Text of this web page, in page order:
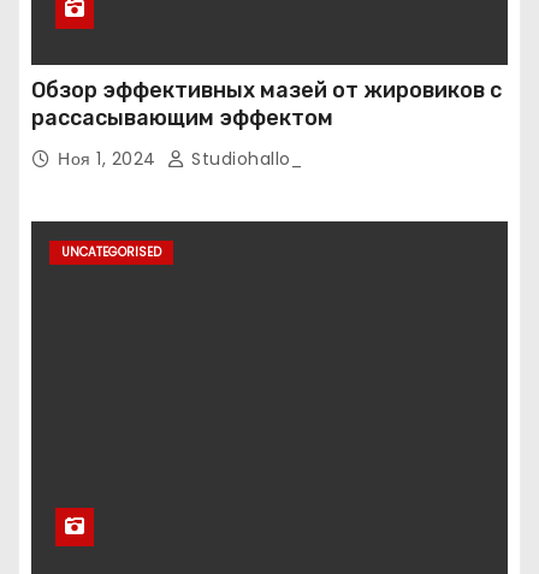
Обзор эффективных мазей от жировиков с
рассасывающим эффектом
Ноя 1, 2024 Studiohallo_
UNCATEGORISED